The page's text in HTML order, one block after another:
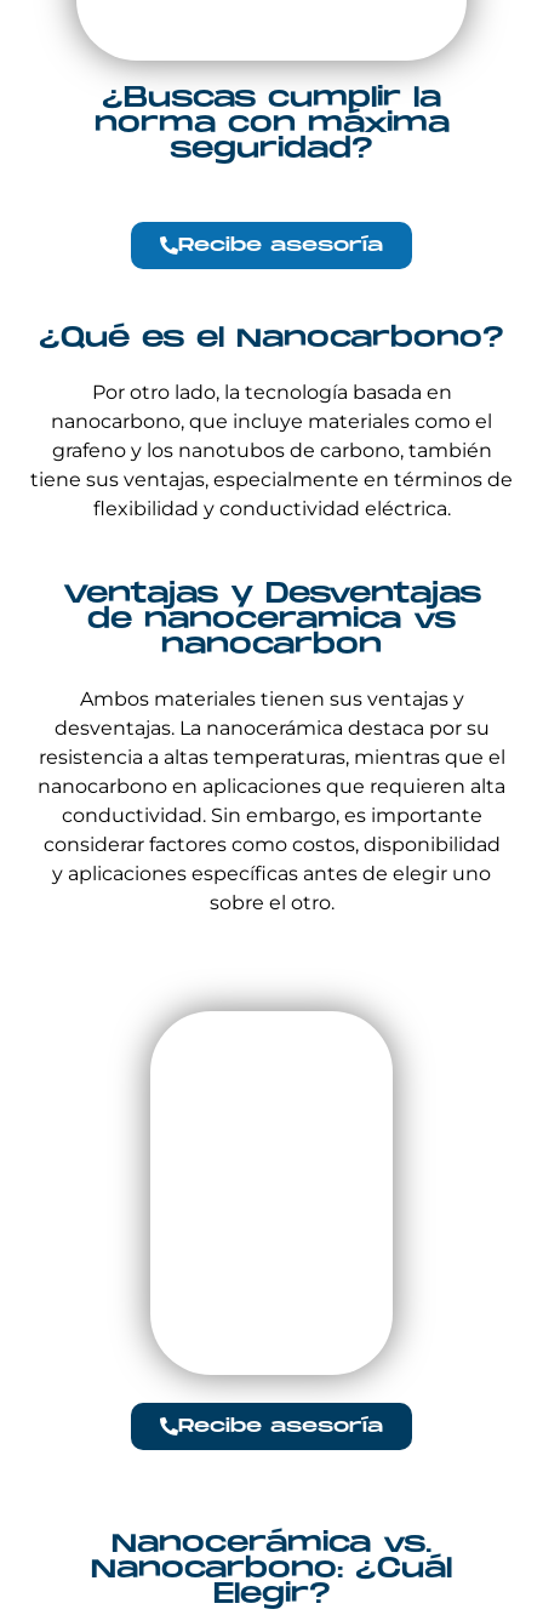
¿Buscas cumplir la
norma con máxima
seguridad?
Recibe asesoría
¿Qué es el Nanocarbono?
Por otro lado, la tecnología basada en
nanocarbono, que incluye materiales como el
grafeno y los nanotubos de carbono, también
tiene sus ventajas, especialmente en términos de
flexibilidad y conductividad eléctrica.
Ventajas y Desventajas
de nanoceramica vs
nanocarbon
Ambos materiales tienen sus ventajas y
desventajas. La nanocerámica destaca por su
resistencia a altas temperaturas, mientras que el
nanocarbono en aplicaciones que requieren alta
conductividad. Sin embargo, es importante
considerar factores como costos, disponibilidad
y aplicaciones específicas antes de elegir uno
sobre el otro.
Recibe asesoría
Nanocerámica vs.
Nanocarbono: ¿Cuál
Elegir?